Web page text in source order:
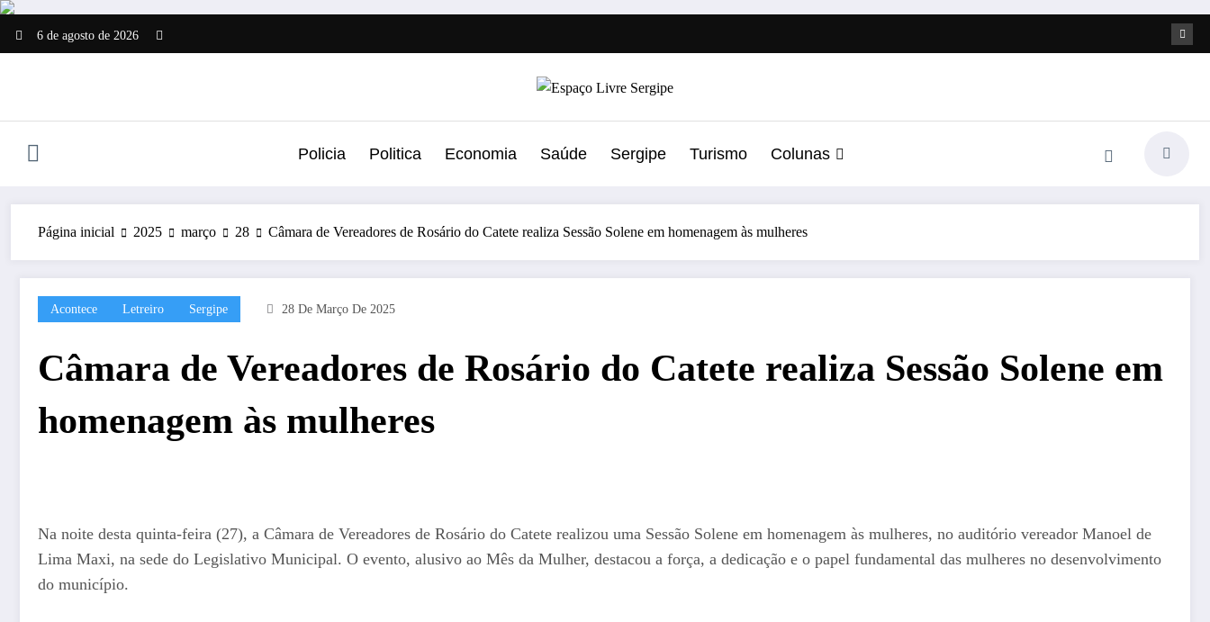
Pular
para
o
6 de agosto de 2026
Policia Politica Economia Saúde Sergipe Turismo Colunas
Página inicial 2025 março 28 Câmara de Vereadores de Rosário do Catete realiza Sessão Solene em homenagem às mulheres
Acontece Letreiro Sergipe 28 De Março De 2025
Câmara de Vereadores de Rosário do Catete realiza Sessão Solene em
homenagem às mulheres
Na noite desta quinta-feira (27), a Câmara de Vereadores de Rosário do Catete realizou uma Sessão Solene em homenagem às mulheres, no auditório vereador Manoel de
Lima Maxi, na sede do Legislativo Municipal. O evento, alusivo ao Mês da Mulher, destacou a força, a dedicação e o papel fundamental das mulheres no desenvolvimento
do município.